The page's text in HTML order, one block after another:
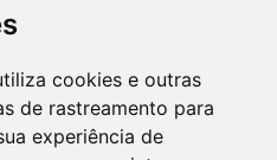
cookies e outras
de rastreamento para
experiência de
DO SUL